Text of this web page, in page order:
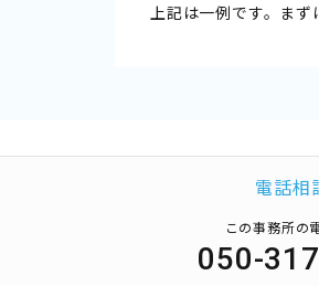
上記は一例です。まず
電話相
この事務所の
050-